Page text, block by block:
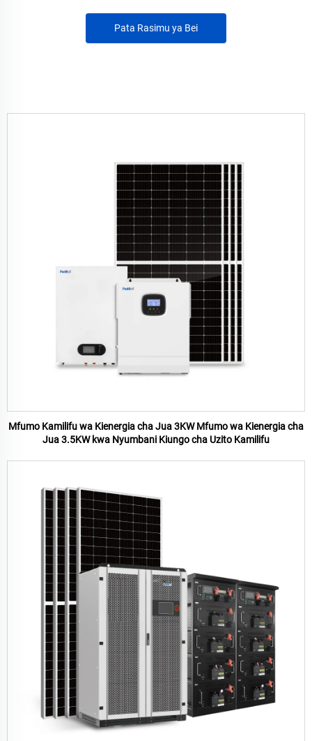
Pata Rasimu ya Bei
Mfumo Kamilifu wa Kienergia cha Jua 3KW Mfumo wa Kienergia cha
Jua 3.5KW kwa Nyumbani Kiungo cha Uzito Kamilifu